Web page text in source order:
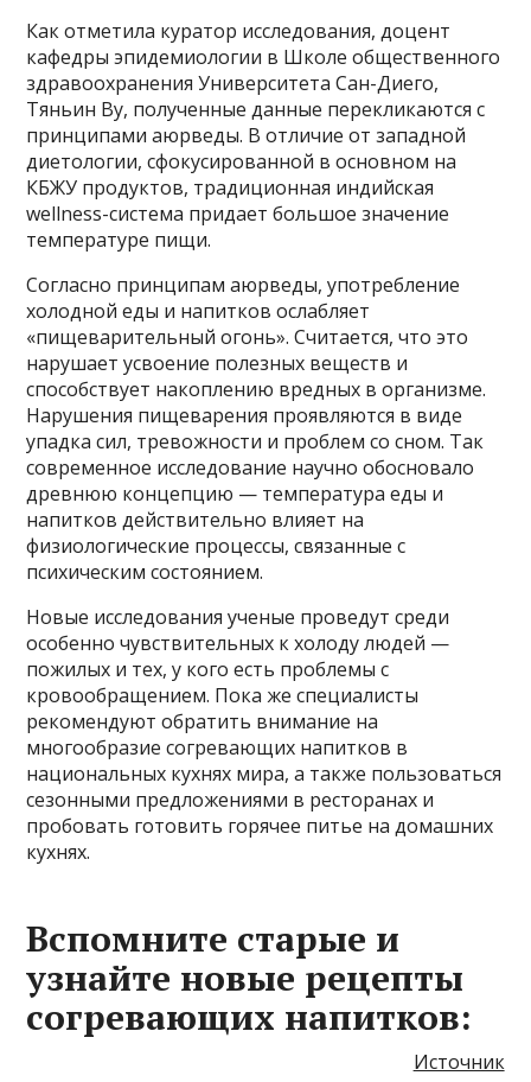
Как отметила куратор исследования, доцент
кафедры эпидемиологии в Школе общественного
здравоохранения Университета Сан-Диего,
Тяньин Ву, полученные данные перекликаются с
принципами аюрведы. В отличие от западной
диетологии, сфокусированной в основном на
КБЖУ продуктов, традиционная индийская
wellness-система придает большое значение
температуре пищи.
Согласно принципам аюрведы, употребление
холодной еды и напитков ослабляет
«пищеварительный огонь». Считается, что это
нарушает усвоение полезных веществ и
способствует накоплению вредных в организме.
Нарушения пищеварения проявляются в виде
упадка сил, тревожности и проблем со сном. Так
современное исследование научно обосновало
древнюю концепцию — температура еды и
напитков действительно влияет на
физиологические процессы, связанные с
психическим состоянием.
Новые исследования ученые проведут среди
особенно чувствительных к холоду людей —
пожилых и тех, у кого есть проблемы с
кровообращением. Пока же специалисты
рекомендуют обратить внимание на
многообразие согревающих напитков в
национальных кухнях мира, а также пользоваться
сезонными предложениями в ресторанах и
пробовать готовить горячее питье на домашних
кухнях.
Вспомните старые и
узнайте новые рецепты
согревающих напитков:
Источник